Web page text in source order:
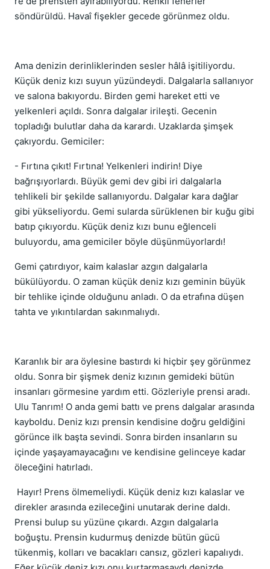
söndürüldü. Havaî fişekler gecede görünmez oldu.
Ama denizin derinliklerinden sesler hâlâ işitiliyordu.
Küçük deniz kızı suyun yüzündeydi. Dalgalarla sallanıyor
ve salona bakıyordu. Birden gemi hareket etti ve
yelkenleri açıldı. Sonra dalgalar irileşti. Gecenin
topladığı bulutlar daha da karardı. Uzaklarda şimşek
çakıyordu. Gemiciler:
- Fırtına çıkıt! Fırtına! Yelkenleri indirin! Diye
bağrışıyorlardı. Büyük gemi dev gibi iri dalgalarla
tehlikeli bir şekilde sallanıyordu. Dalgalar kara dağlar
gibi yükseliyordu. Gemi sularda sürüklenen bir kuğu gibi
batıp çıkıyordu. Küçük deniz kızı bunu eğlenceli
buluyordu, ama gemiciler böyle düşünmüyorlardı!
Gemi çatırdıyor, kaim kalaslar azgın dalgalarla
bükülüyordu. O zaman küçük deniz kızı geminin büyük
bir tehlike içinde olduğunu anladı. O da etrafına düşen
tahta ve yıkıntılardan sakınmalıydı.
Karanlık bir ara öylesine bastırdı ki hiçbir şey görünmez
oldu. Sonra bir şişmek deniz kızının gemideki bütün
insanları görmesine yardım etti. Gözleriyle prensi aradı.
Ulu Tanrım! O anda gemi battı ve prens dalgalar arasında
kayboldu. Deniz kızı prensin kendisine doğru geldiğini
görünce ilk başta sevindi. Sonra birden insanların su
içinde yaşayamayacağını ve kendisine gelinceye kadar
öleceğini hatırladı.
Hayır! Prens ölmemeliydi. Küçük deniz kızı kalaslar ve
direkler arasında ezileceğini unutarak derine daldı.
Prensi bulup su yüzüne çıkardı. Azgın dalgalarla
boğuştu. Prensin kudurmuş denizde bütün gücü
tükenmiş, kolları ve bacakları cansız, gözleri kapalıydı.